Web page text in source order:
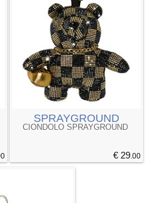
SPRAYGROUND
CIONDOLO SPRAYGROUND
€ 29.00